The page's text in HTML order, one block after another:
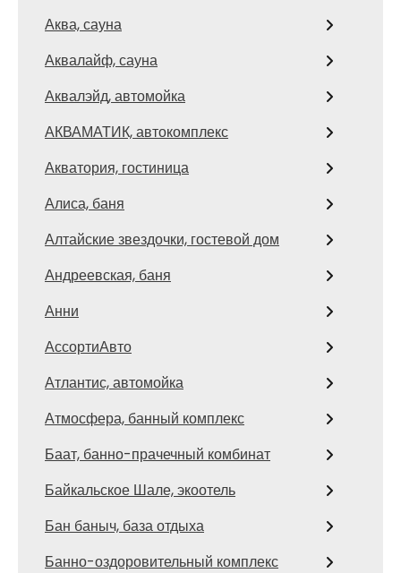
Аква, сауна
Аквалайф, сауна
Аквалэйд, автомойка
АКВАМАТИК, автокомплекс
Акватория, гостиница
Алиса, баня
Алтайские звездочки, гостевой дом
Андреевская, баня
Анни
АссортиАвто
Атлантис, автомойка
Атмосфера, банный комплекс
Баат, банно-прачечный комбинат
Байкальское Шале, экоотель
Бан баныч, база отдыха
Банно-оздоровительный комплекс